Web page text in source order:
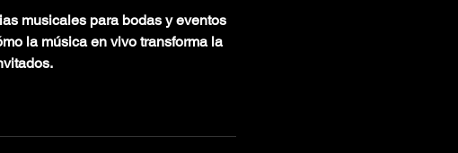
musicales para bodas y eventos
la música en vivo transforma la